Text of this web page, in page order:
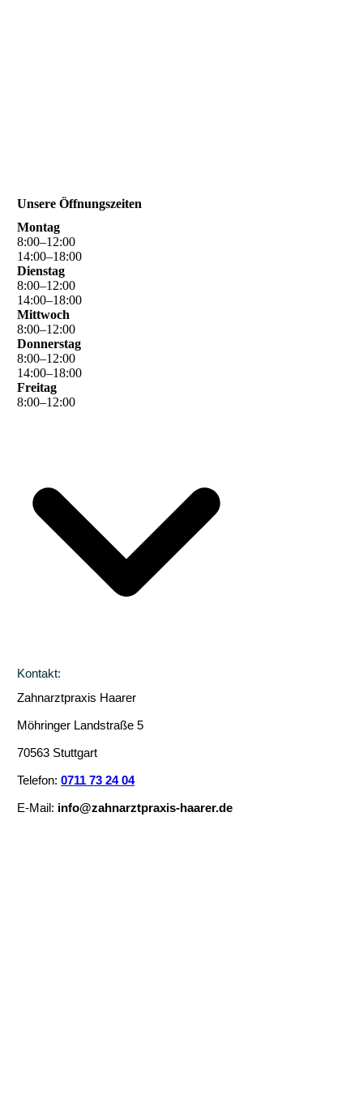
Unsere Öffnungszeiten
Montag
8:00–12:00
14:00–18:00
Dienstag
8:00–12:00
14:00–18:00
Mittwoch
8:00–12:00
Donnerstag
8:00–12:00
14:00–18:00
Freitag
8:00–12:00
Kontakt:
Zahnarztpraxis Haarer
Möhringer Landstraße 5
70563 Stuttgart
Telefon: 0711 73 24 04
E-Mail: info@zahnarztpraxis-haarer.de